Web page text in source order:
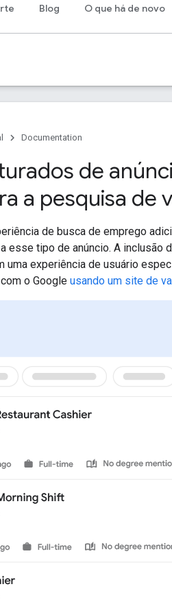
Blog O que há de novo
Documentation
de
a pesquisa de
de busca de emprego
esse tipo de anúncio. A
uma experiência de usuário
o Google usando um site de